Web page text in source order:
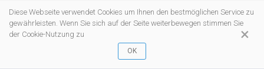
×
Diese Webseite verwendet Cookies um Ihnen den bestmöglichen Service zu
gewährleisten. Wenn Sie sich auf der Seite weiterbewegen stimmen Sie
der Cookie-Nutzung zu